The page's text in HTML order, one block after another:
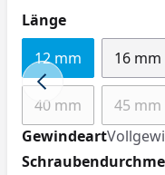
Längeauswählen
12 mm
16 mm
40 mm(Diese Option ist
45 mm
Gewindeart